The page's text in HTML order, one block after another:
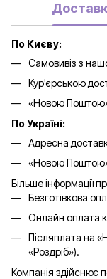
По Києву:
Самовивіз з
Кур'єрською
«Новою
По Україні:
Адресна
«Новою
Більше інформації
Безготівкова
Онлайн оплата
Післяплата на
«Роздріб»).
Компанія здійснює